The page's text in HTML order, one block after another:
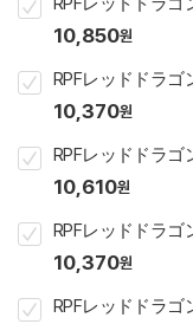
10,850원
10,370원
10,610원
10,370원